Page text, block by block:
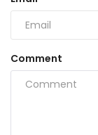
Comment